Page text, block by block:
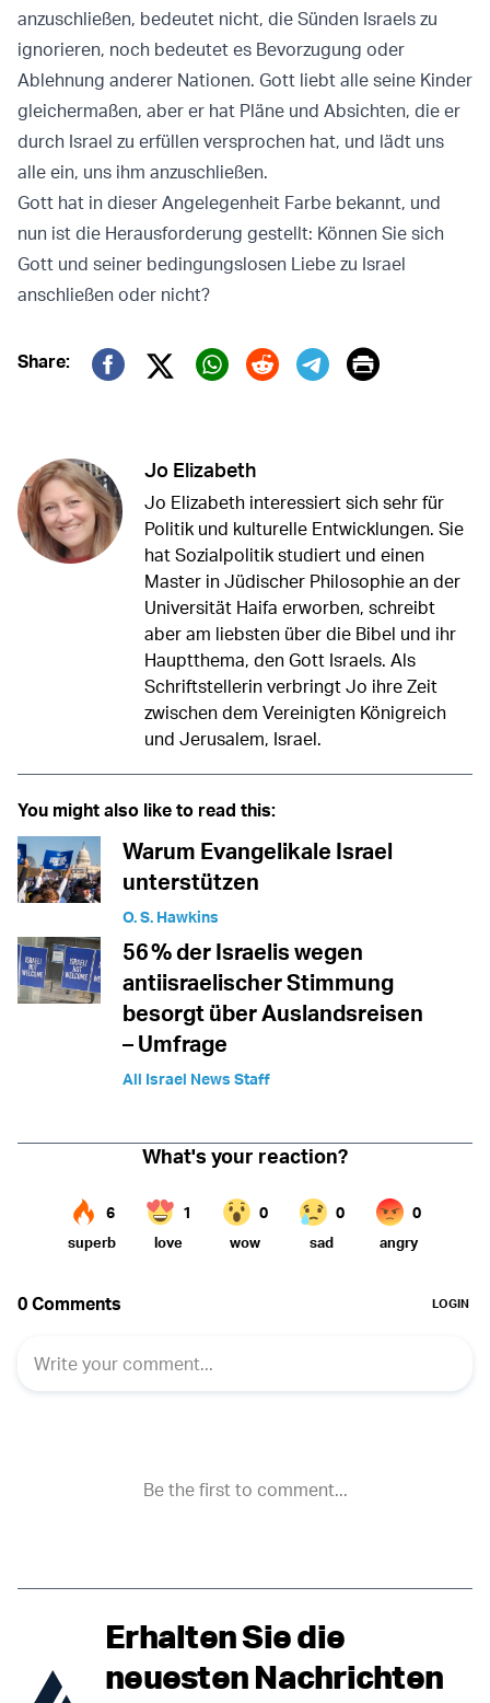
anzuschließen, bedeutet nicht, die Sünden Israels zu
ignorieren, noch bedeutet es Bevorzugung oder
Ablehnung anderer Nationen. Gott liebt alle seine Kinder
gleichermaßen, aber er hat Pläne und Absichten, die er
durch Israel zu erfüllen versprochen hat, und lädt uns
alle ein, uns ihm anzuschließen.
Gott hat in dieser Angelegenheit Farbe bekannt, und
nun ist die Herausforderung gestellt: Können Sie sich
Gott und seiner bedingungslosen Liebe zu Israel
anschließen oder nicht?
Share:
Twitter (X)
Print
Jo Elizabeth
Jo Elizabeth interessiert sich sehr für
Politik und kulturelle Entwicklungen. Sie
hat Sozialpolitik studiert und einen
Master in Jüdischer Philosophie an der
Universität Haifa erworben, schreibt
aber am liebsten über die Bibel und ihr
Hauptthema, den Gott Israels. Als
Schriftstellerin verbringt Jo ihre Zeit
zwischen dem Vereinigten Königreich
und Jerusalem, Israel.
You might also like to read this:
Warum Evangelikale Israel
unterstützen
O. S. Hawkins
56 % der Israelis wegen
antiisraelischer Stimmung
besorgt über Auslandsreisen
– Umfrage
All Israel News Staff
Erhalten Sie die
neuesten Nachrichten